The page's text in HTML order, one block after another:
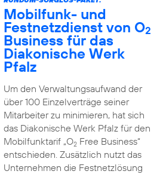
Mobilfunk- und
Festnetzdienst von O2
Business für das
Diakonische Werk
Pfalz
Um den Verwaltungsaufwand der
über 100 Einzelverträge seiner
Mitarbeiter zu minimieren, hat sich
das Diakonische Werk Pfalz für den
Mobilfunktarif „O2Free Business“
entschieden. Zusätzlich nutzt das
Unternehmen die Festnetzlösung